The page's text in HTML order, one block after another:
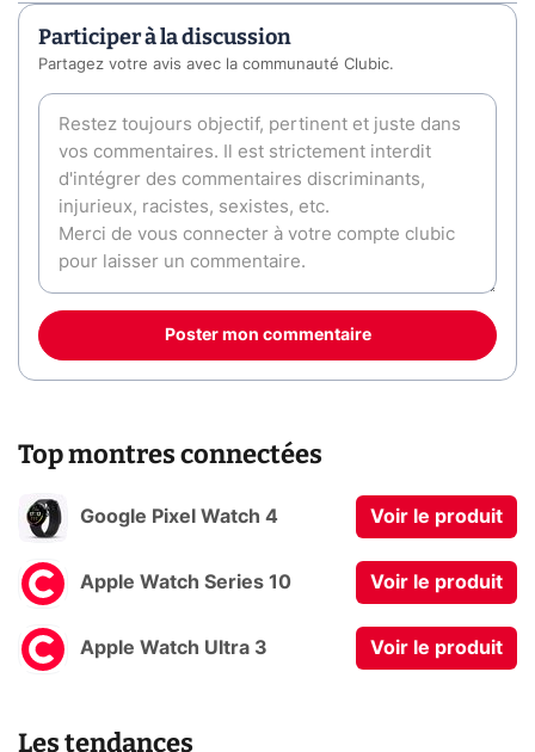
Participer à la discussion
Partagez votre avis avec la communauté Clubic.
Poster mon commentaire
Top montres connectées
Google Pixel Watch 4 Voir le produit
Apple Watch Series 10 Voir le produit
Apple Watch Ultra 3 Voir le produit
Les tendances